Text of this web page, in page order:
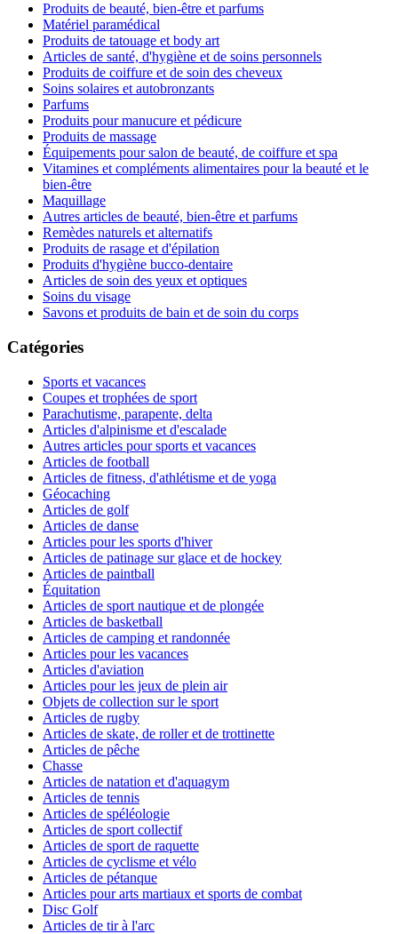
Produits de beauté, bien-être et parfums
Matériel paramédical
Produits de tatouage et body art
Articles de santé, d'hygiène et de soins personnels
Produits de coiffure et de soin des cheveux
Soins solaires et autobronzants
Parfums
Produits pour manucure et pédicure
Produits de massage
Équipements pour salon de beauté, de coiffure et spa
Vitamines et compléments alimentaires pour la beauté et le
bien-être
Maquillage
Autres articles de beauté, bien-être et parfums
Remèdes naturels et alternatifs
Produits de rasage et d'épilation
Produits d'hygiène bucco-dentaire
Articles de soin des yeux et optiques
Soins du visage
Savons et produits de bain et de soin du corps
Catégories
Sports et vacances
Coupes et trophées de sport
Parachutisme, parapente, delta
Articles d'alpinisme et d'escalade
Autres articles pour sports et vacances
Articles de football
Articles de fitness, d'athlétisme et de yoga
Géocaching
Articles de golf
Articles de danse
Articles pour les sports d'hiver
Articles de patinage sur glace et de hockey
Articles de paintball
Équitation
Articles de sport nautique et de plongée
Articles de basketball
Articles de camping et randonnée
Articles pour les vacances
Articles d'aviation
Articles pour les jeux de plein air
Objets de collection sur le sport
Articles de rugby
Articles de skate, de roller et de trottinette
Articles de pêche
Chasse
Articles de natation et d'aquagym
Articles de tennis
Articles de spéléologie
Articles de sport collectif
Articles de sport de raquette
Articles de cyclisme et vélo
Articles de pétanque
Articles pour arts martiaux et sports de combat
Disc Golf
Articles de tir à l'arc